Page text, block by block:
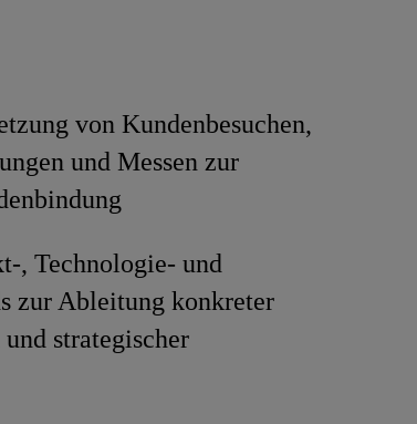
von Kundenbesuchen,
und Messen zur
, Technologie- und
zur Ableitung konkreter
strategischer